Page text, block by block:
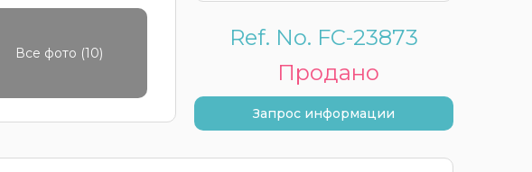
Все фото (10)
Ref. No. FC-23873
Продано
Запрос информации